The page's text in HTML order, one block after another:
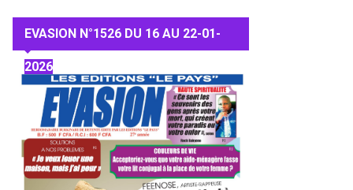
EVASION N°1526 DU 16 AU 22-01-
2026